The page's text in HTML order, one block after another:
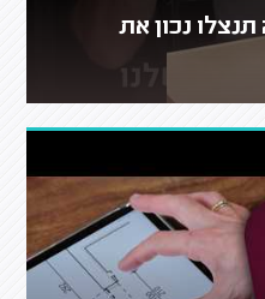
נכון את